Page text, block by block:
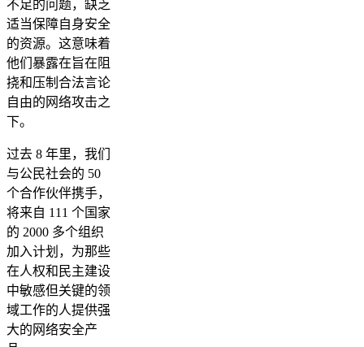
不足的问题，缺乏
适当保障自身安全
的资源。这意味着
他们暴露在旨在阻
挠和压制合法言论
自由的网络攻击之
下。
过去 8 年里，我们
与公民社会的 50
个合作伙伴携手，
将来自 111 个国家
的 2000 多个组织
加入计划，为那些
在人权和民主建设
中敏感但关键的领
域工作的人提供强
大的网络安全产